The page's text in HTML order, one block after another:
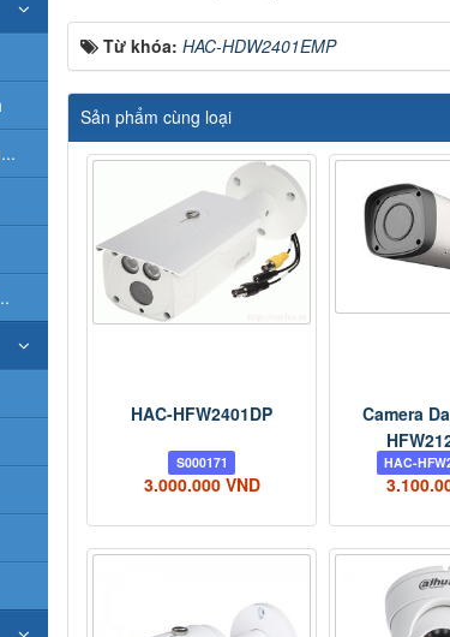
Từ khóa: HAC-HDW2401EMP
Sản phẩm cùng loại
HAC-HFW2401DP
S000171
3.000.000 VND
Camera
HAC-